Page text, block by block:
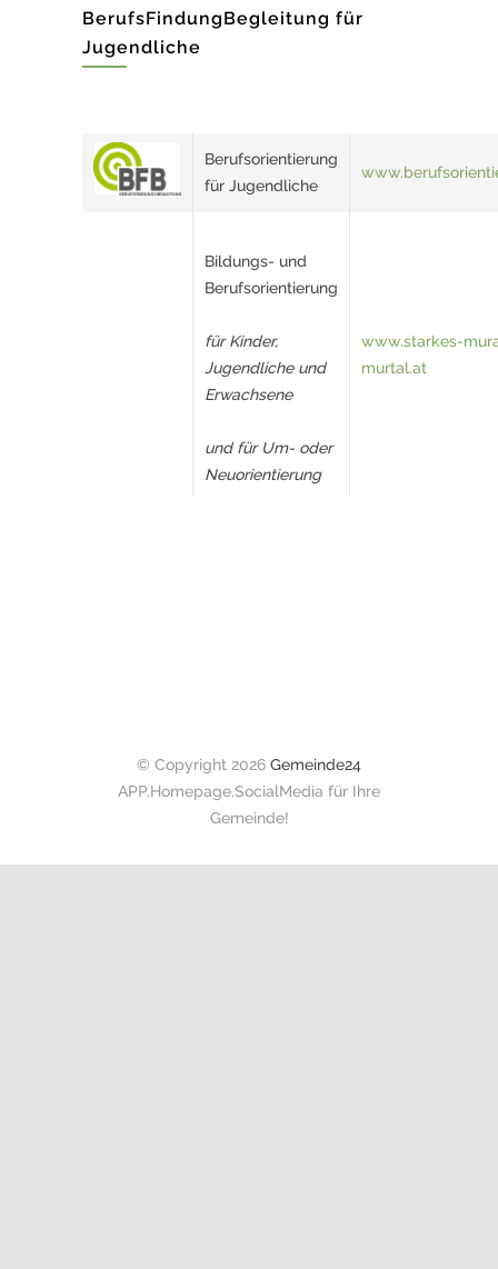
BerufsFindungBegleitung für
Jugendliche
Berufsorientierung
für Jugendliche
Bildungs- und
Berufsorientierung
für Kinder,
Jugendliche und
Erwachsene
und für Um- oder
Neuorientierung
www.starkes-
murtal.at
© Copyright 2026 Gemeinde24
APP.Homepage.SocialMedia für Ihre
Gemeinde!